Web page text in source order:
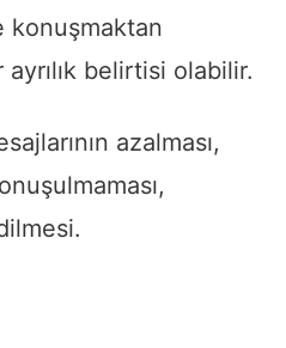
konuşmaktan
ayrılık belirtisi olabilir.
azalması,